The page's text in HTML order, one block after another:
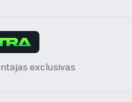
exclusivas